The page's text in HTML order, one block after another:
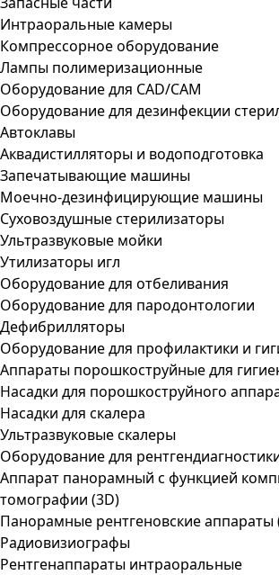
Интраоральные камеры
Компрессорное оборудование
Лампы полимеризационные
Оборудование для CAD/CAM
Оборудование для дезинфекции
Автоклавы
Аквадистилляторы и водоподготовка
Запечатывающие машины
Моечно-дезинфицирующие машины
Суховоздушные стерилизаторы
Ультразвуковые мойки
Утилизаторы игл
Оборудование для отбеливания
Оборудование для пародонтологии
Дефибрилляторы
Оборудование для профилактики и
Аппараты порошкоструйные для
Насадки для порошкоструйного
Насадки для скалера
Ультразвуковые скалеры
Оборудование для
Аппарат панорамный с функцией
томографии (3D)
Панорамные рентгеновские аппараты
Радиовизиографы
Рентгенаппараты интраоральные